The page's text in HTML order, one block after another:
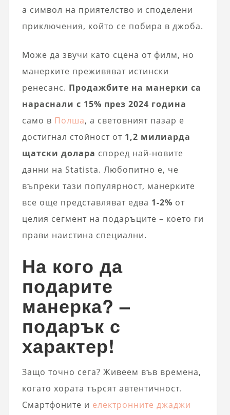
а символ на приятелство и споделени
приключения, който се побира в джоба.
Може да звучи като сцена от филм, но
манерките преживяват истински
ренесанс. Продажбите на манерки са
нараснали с 15% през 2024 година
само в Полша, а световният пазар е
достигнал стойност от 1,2 милиарда
щатски долара според най-новите
данни на Statista. Любопитно е, че
въпреки тази популярност, манерките
все още представляват едва 1-2% от
целия сегмент на подаръците – което ги
прави наистина специални.
На кого да
подарите
манерка? –
подарък с
характер!
Защо точно сега? Живеем във времена,
когато хората търсят автентичност.
Смартфоните и електронните джаджи